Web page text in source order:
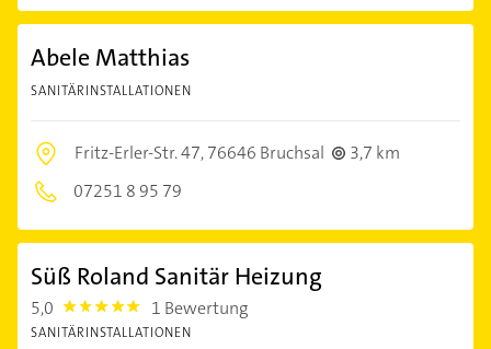
Abele Matthias
SANITÄRINSTALLATIONEN
Fritz-Erler-Str. 47,76646 Bruchsal
3,7 km
07251 8 95 79
Süß Roland Sanitär Heizung
5,0 5.0 1 Bewertung
SANITÄRINSTALLATIONEN